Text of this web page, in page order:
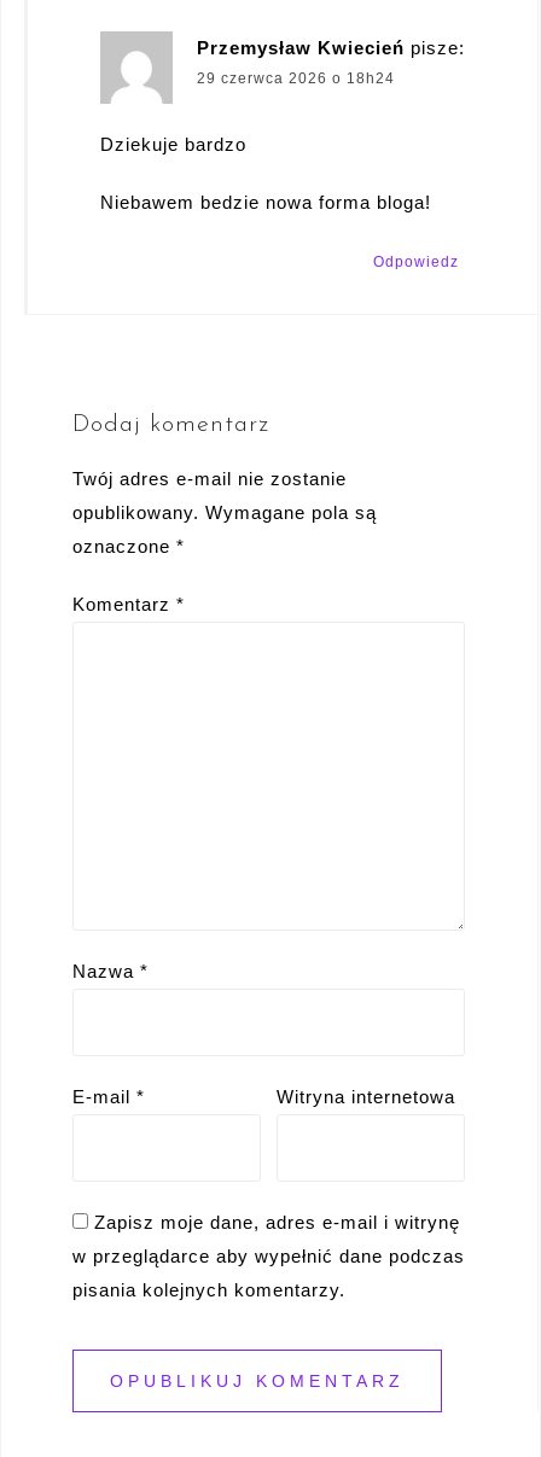
Przemysław Kwiecień pisze:
29 czerwca 2026 o 18h24
Dziekuje bardzo
Niebawem bedzie nowa forma bloga!
Odpowiedz
Dodaj komentarz
Twój adres e-mail nie zostanie
opublikowany. Wymagane pola są
oznaczone *
Komentarz *
Nazwa *
E-mail * Witryna internetowa
Zapisz moje dane, adres e-mail i witrynę
w przeglądarce aby wypełnić dane podczas
pisania kolejnych komentarzy.